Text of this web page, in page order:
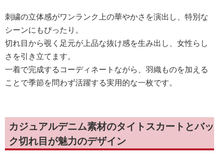
刺繍の立体感がワンランク上の華やかさを演出し、特別な
シーンにもぴったり。
切れ目から覗く足元が上品な抜け感を生み出し、女性らし
さを引き立てます。
一着で完成するコーディネートながら、羽織ものを加える
ことで季節を問わず活躍する実用的な一枚です。
カジュアルデニム素材のタイトスカートとバッ
ク切れ目が魅力のデザイン